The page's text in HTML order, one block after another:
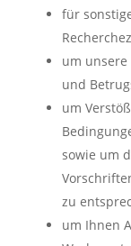
für
um
und
um
sowie um
zu
um Ihnen